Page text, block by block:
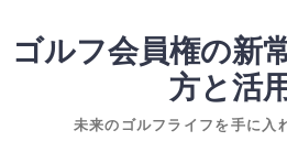
ゴルフ会員権の新
方と活
未来のゴルフライフを手に入